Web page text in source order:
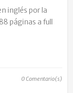
inglés por la
páginas a full
0Comentario(s)